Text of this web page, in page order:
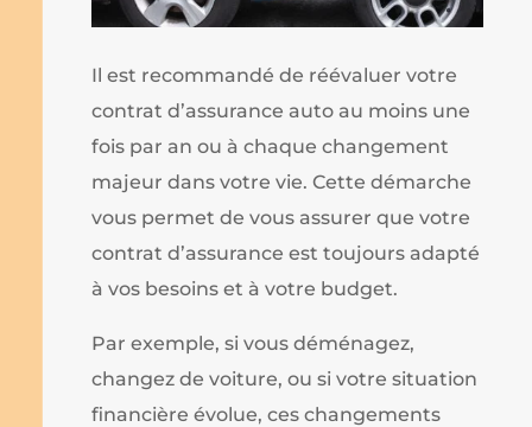
Il est recommandé de réévaluer votre
contrat d’assurance auto au moins une
fois par an ou à chaque changement
majeur dans votre vie. Cette démarche
vous permet de vous assurer que votre
contrat d’assurance est toujours adapté
à vos besoins et à votre budget.
Par exemple, si vous déménagez,
changez de voiture, ou si votre situation
financière évolue, ces changements